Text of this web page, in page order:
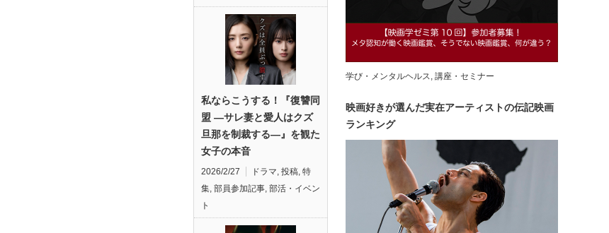
私ならこうする！『復讐同
盟 —サレ妻と愛人はクズ
旦那を制裁する—』を観た
女子の本音
2026/2/27 ドラマ, 投稿, 特
集, 部員参加記事, 部活・イベン
ト
学び・メンタルヘルス 講座・セミナー
映画好きが選んだ実在アーティストの伝記映画
ランキング